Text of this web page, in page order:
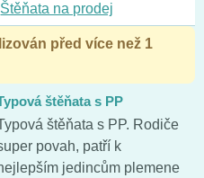
Štěňata na prodej
před více než 1
štěňata s PP
štěňata s PP. Rodiče
povah, patří k
jedincům plemene